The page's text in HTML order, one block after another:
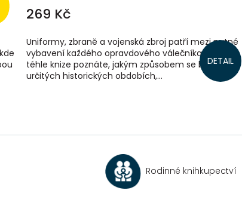
269 Kč
DETAIL
Uniformy, zbraně a vojenská zbroj patří mezi nutné
vybavení každého opravdového válečníka. Díky
téhle knize poznáte, jakým způsobem se bojovalo v
určitých historických obdobích,...
a
c
í
Rodinné knihkupectví